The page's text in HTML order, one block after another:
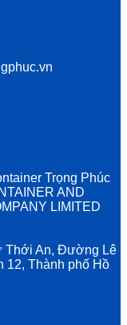
Trọng Phúc
AND
LIMITED
Thới An, Đường Lê
12, Thành phố Hồ